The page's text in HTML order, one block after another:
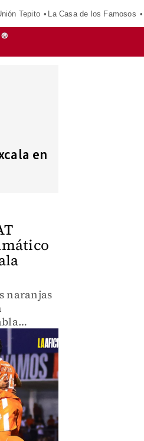
Tepito La Casa de los Famosos
en
naranjas